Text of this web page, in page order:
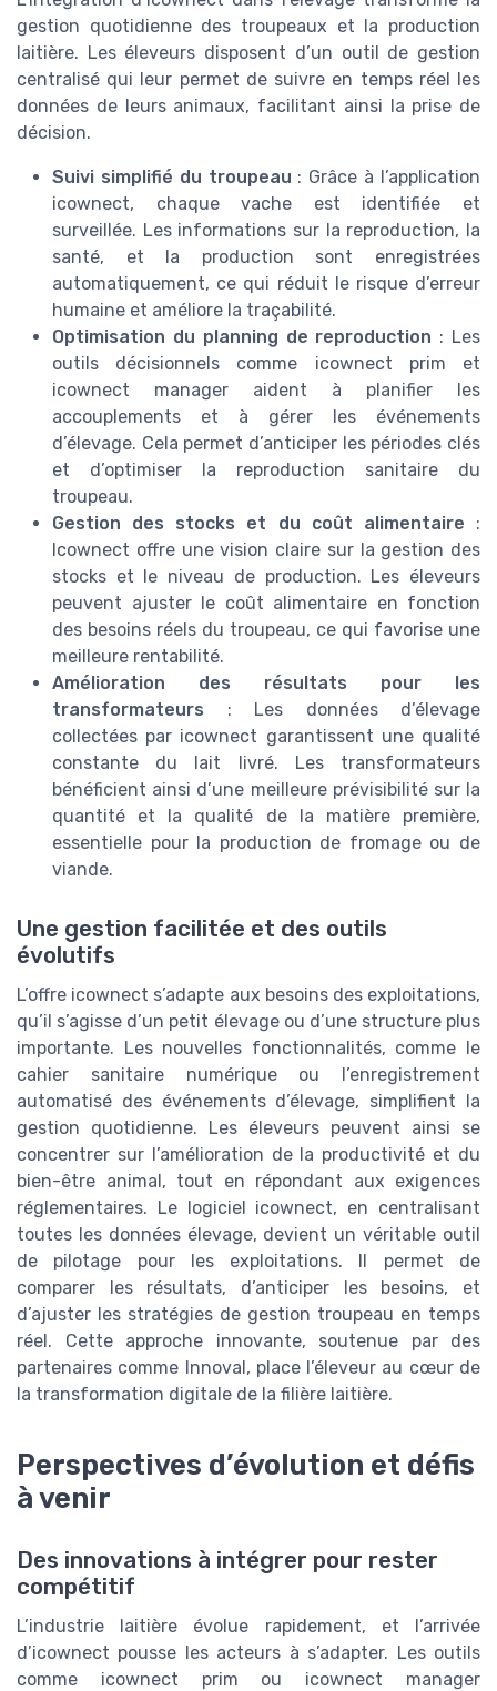
gestion quotidienne des troupeaux et la production
laitière. Les éleveurs disposent d’un outil de gestion
centralisé qui leur permet de suivre en temps réel les
données de leurs animaux, facilitant ainsi la prise de
décision.
Suivi simplifié du troupeau : Grâce à l’application
icownect, chaque vache est identifiée et
surveillée. Les informations sur la reproduction, la
santé, et la production sont enregistrées
automatiquement, ce qui réduit le risque d’erreur
humaine et améliore la traçabilité.
Optimisation du planning de reproduction : Les
outils décisionnels comme icownect prim et
icownect manager aident à planifier les
accouplements et à gérer les événements
d’élevage. Cela permet d’anticiper les périodes clés
et d’optimiser la reproduction sanitaire du
troupeau.
Gestion des stocks et du coût alimentaire :
Icownect offre une vision claire sur la gestion des
stocks et le niveau de production. Les éleveurs
peuvent ajuster le coût alimentaire en fonction
des besoins réels du troupeau, ce qui favorise une
meilleure rentabilité.
Amélioration des résultats pour les
transformateurs : Les données d’élevage
collectées par icownect garantissent une qualité
constante du lait livré. Les transformateurs
bénéficient ainsi d’une meilleure prévisibilité sur la
quantité et la qualité de la matière première,
essentielle pour la production de fromage ou de
viande.
Une gestion facilitée et des outils
évolutifs
L’offre icownect s’adapte aux besoins des exploitations,
qu’il s’agisse d’un petit élevage ou d’une structure plus
importante. Les nouvelles fonctionnalités, comme le
cahier sanitaire numérique ou l’enregistrement
automatisé des événements d’élevage, simplifient la
gestion quotidienne. Les éleveurs peuvent ainsi se
concentrer sur l’amélioration de la productivité et du
bien-être animal, tout en répondant aux exigences
réglementaires. Le logiciel icownect, en centralisant
toutes les données élevage, devient un véritable outil
de pilotage pour les exploitations. Il permet de
comparer les résultats, d’anticiper les besoins, et
d’ajuster les stratégies de gestion troupeau en temps
réel. Cette approche innovante, soutenue par des
partenaires comme Innoval, place l’éleveur au cœur de
la transformation digitale de la filière laitière.
Perspectives d’évolution et défis
à venir
Des innovations à intégrer pour rester
compétitif
L’industrie laitière évolue rapidement, et l’arrivée
d’icownect pousse les acteurs à s’adapter. Les outils
comme icownect prim ou icownect manager